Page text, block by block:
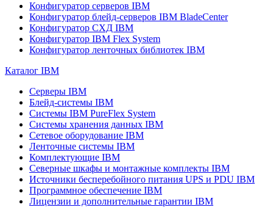
Конфигуратор серверов IBM
Конфигуратор блейд-серверов IBM BladeCenter
Конфигуратор СХД IBM
Конфигуратор IBM Flex System
Конфигуратор ленточных библиотек IBM
Каталог IBM
Серверы IBM
Блейд-системы IBM
Системы IBM PureFlex System
Системы хранения данных IBM
Сетевое оборудование IBM
Ленточные системы IBM
Комплектующие IBM
Северные шкафы и монтажные комплекты IBM
Источники бесперебойного питания UPS и PDU IBM
Программное обеспечение IBM
Лицензии и дополнительные гарантии IBM